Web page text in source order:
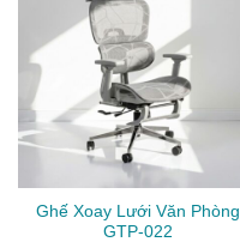
Ghế Xoay Lưới Văn Phòng
GTP-022